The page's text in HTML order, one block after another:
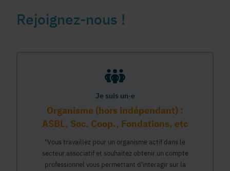
Rejoignez-nous !
Je suis un·e
Organisme (hors indépendant) :
ASBL, Soc. Coop., Fondations, etc
"Vous travaillez pour un organisme actif dans le
secteur associatif et souhaitez obtenir un compte
professionnel vous permettant d'interagir sur la